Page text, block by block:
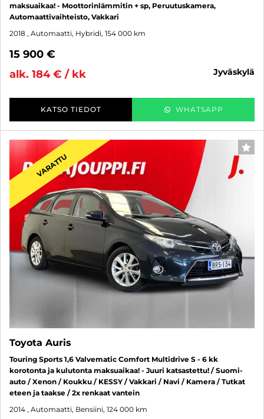
maksuaikaa! - Moottorinlämmitin + sp, Peruutuskamera,
Automaattivaihteisto, Vakkari
2018 , Automaatti, Hybridi, 154 000 km
15 900 €
alk. 184 € / kk
jyväskylä
KATSO TIEDOT WHATSAPP
VARATTU
Toyota Auris
Touring Sports 1,6 Valvematic Comfort Multidrive S - 6 kk
korotonta ja kulutonta maksuaikaa! - Juuri katsastettu! / Suomi-
auto / Xenon / Koukku / KESSY / Vakkari / Navi / Kamera / Tutkat
eteen ja taakse / 2x renkaat vantein
2014 , Automaatti, Bensiini, 124 000 km